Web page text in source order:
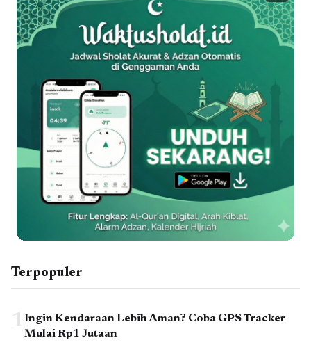
Terpopuler
1Ingin Kendaraan Lebih Aman? Coba GPS Tracker
Mulai Rp1 Jutaan